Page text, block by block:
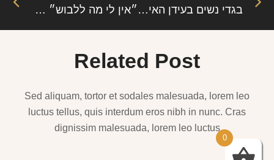
בגדי נשים בעידן האינטרנטי ״אין לי מה ללבוש״ – האמנם.?
Related Post
Sed aliquam, tortor et sodales malesuada, lorem leo
luctus tellus, quis interdum eros nibh in nunc. Cras
dignissim malesuada, lorem leo luctus
0